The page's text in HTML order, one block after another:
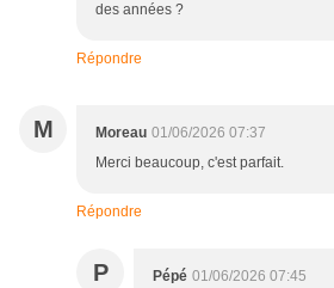
des années ?
Répondre
M Moreau 01/06/2026 07:37
Merci beaucoup, c'est parfait.
Répondre
P Pépé 01/06/2026 07:45